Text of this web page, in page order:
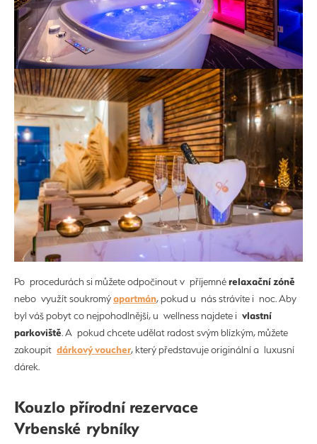
Po procedurách si můžete odpočinout v příjemnérelaxační zóně
nebo využít soukromýapartmán, pokud u nás strávíte i noc. Aby
byl váš pobyt co nejpohodlnější, u wellness najdete i vlastní
parkoviště. A pokud chcete udělat radost svým blízkým, můžete
zakoupit dárkový voucher, který představuje originální a luxusní
dárek.
Kouzlo přírodní rezervace
Vrbenské rybníky